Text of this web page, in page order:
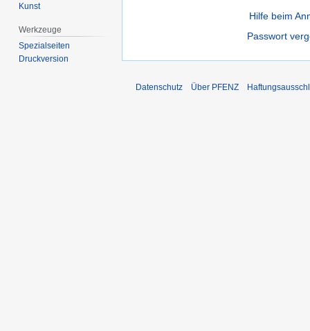
Hilfe beim
Passwort
Kunst
Werkzeuge
Spezialseiten
Druckversion
Datenschutz Über PFENZ